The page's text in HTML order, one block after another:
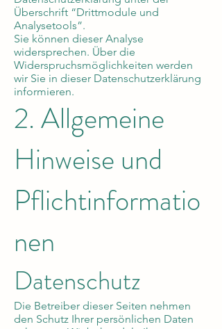
Überschrift “Drittmodule und
Analysetools”.
Sie können dieser Analyse
widersprechen. Über die
Widerspruchsmöglichkeiten werden
wir Sie in dieser Datenschutzerklärung
informieren.
2. Allgemeine
Hinweise und
Pflichtinformatio
nen
Datenschutz
Die Betreiber dieser Seiten nehmen
den Schutz Ihrer persönlichen Daten